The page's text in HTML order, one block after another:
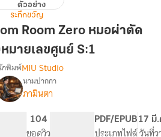
ตัวอย่าง
ระทึกขวัญ
Room Zero หมอผ่าตัด
มายเลขศูนย์ S:1
เรื่องThe
Surgeon
from
Room
กพิมพ์MIU Studio
นามปากกา
ภามินตา
104
ยอดวิว
PDF/EPUB
ประเภทไฟล์
17 มี
วันที่ว